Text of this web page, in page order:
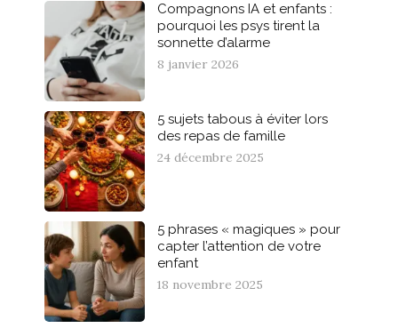
Compagnons IA et enfants :
pourquoi les psys tirent la
sonnette d’alarme
8 janvier 2026
5 sujets tabous à éviter lors
des repas de famille
24 décembre 2025
5 phrases « magiques » pour
capter l’attention de votre
enfant
18 novembre 2025